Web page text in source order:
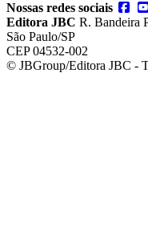
Nossas redes sociais
Editora JBC R. Bandeira
São Paulo/SP
CEP 04532-002
© JBGroup/Editora JBC -